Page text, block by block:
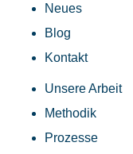
Neues
Blog
Kontakt
Unsere Arbeit
Methodik
Prozesse